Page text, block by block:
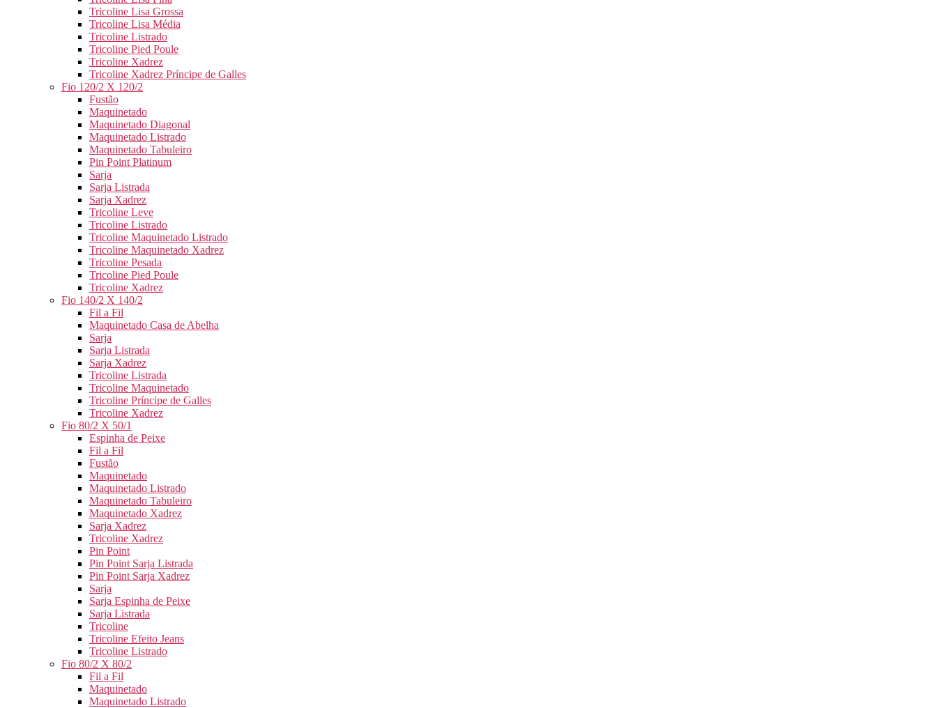
Tricoline Lisa Grossa
Tricoline Lisa Média
Tricoline Listrado
Tricoline Pied Poule
Tricoline Xadrez
Tricoline Xadrez Príncipe de Galles
Fio 120/2 X 120/2
Fustão
Maquinetado
Maquinetado Diagonal
Maquinetado Listrado
Maquinetado Tabuleiro
Pin Point Platinum
Sarja
Sarja Listrada
Sarja Xadrez
Tricoline Leve
Tricoline Listrado
Tricoline Maquinetado Listrado
Tricoline Maquinetado Xadrez
Tricoline Pesada
Tricoline Pied Poule
Tricoline Xadrez
Fio 140/2 X 140/2
Fil a Fil
Maquinetado Casa de Abelha
Sarja
Sarja Listrada
Sarja Xadrez
Tricoline Listrada
Tricoline Maquinetado
Tricoline Príncipe de Galles
Tricoline Xadrez
Fio 80/2 X 50/1
Espinha de Peixe
Fil a Fil
Fustão
Maquinetado
Maquinetado Listrado
Maquinetado Tabuleiro
Maquinetado Xadrez
Sarja Xadrez
Tricoline Xadrez
Pin Point
Pin Point Sarja Listrada
Pin Point Sarja Xadrez
Sarja
Sarja Espinha de Peixe
Sarja Listrada
Tricoline
Tricoline Efeito Jeans
Tricoline Listrado
Fio 80/2 X 80/2
Fil a Fil
Maquinetado
Maquinetado Listrado